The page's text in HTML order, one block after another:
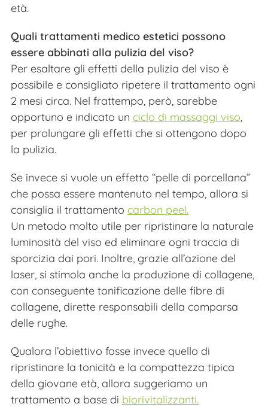
età.
Quali trattamenti medico estetici possono
essere abbinati alla pulizia del viso?
Per esaltare gli effetti della pulizia del viso è
possibile e consigliato ripetere il trattamento ogni
2 mesi circa. Nel frattempo, però, sarebbe
opportuno e indicato un ciclo di massaggi viso,
per prolungare gli effetti che si ottengono dopo
la pulizia.
Se invece si vuole un effetto “pelle di porcellana”
che possa essere mantenuto nel tempo, allora si
consiglia il trattamento carbon peel.
Un metodo molto utile per ripristinare la naturale
luminosità del viso ed eliminare ogni traccia di
sporcizia dai pori. Inoltre, grazie all’azione del
laser, si stimola anche la produzione di collagene,
con conseguente tonificazione delle fibre di
collagene, dirette responsabili della comparsa
delle rughe.
Qualora l’obiettivo fosse invece quello di
ripristinare la tonicità e la compattezza tipica
della giovane età, allora suggeriamo un
trattamento a base di biorivitalizzanti.